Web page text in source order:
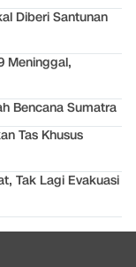
Diberi Santunan
Meninggal,
Bencana Sumatra
Tas Khusus
Tak Lagi Evakuasi